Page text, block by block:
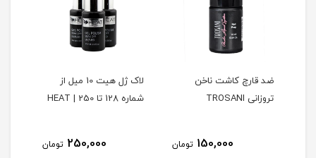
لاک ژل هیت 10 میل از
شماره 128 تا 250 | HEAT
250,000 تومان
لاک ژل هیت 10 میل از
شماره 1 تا 127 | HEAT
250,000 تومان